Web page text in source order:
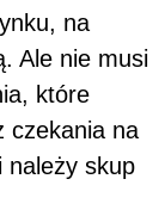
na
Ale nie musi
które
czekania na
należy skup